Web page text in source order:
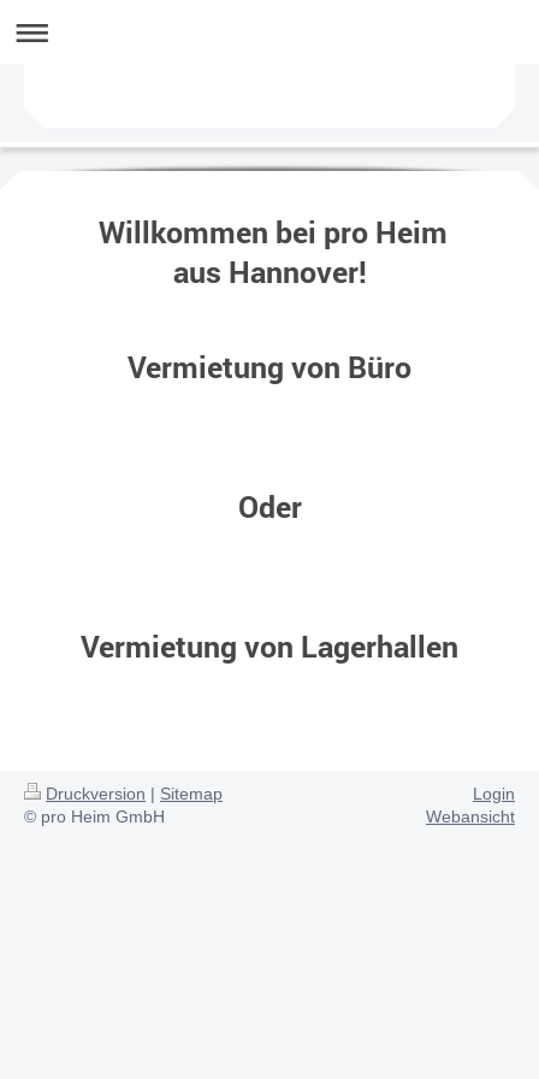
Willkommen bei pro Heim
aus Hannover!
Vermietung von Büro
Oder
Vermietung von Lagerhallen
Druckversion | Sitemap
© pro Heim GmbH
Login
Webansicht